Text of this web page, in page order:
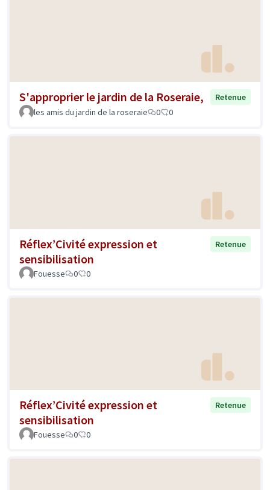
S'approprier le jardin de la Roseraie,
Retenue
les amis du jardin de la roseraie
0 0
Réflex’Civité expression et
sensibilisation
Retenue
Fouesse 0 0
Réflex’Civité expression et
sensibilisation
Retenue
Fouesse 0 0